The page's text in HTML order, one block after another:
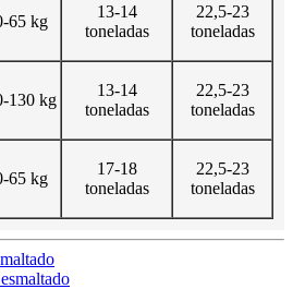
65 kg
13-14
toneladas
22,5-23
toneladas
130 kg
13-14
toneladas
22,5-23
toneladas
65 kg
17-18
toneladas
22,5-23
toneladas